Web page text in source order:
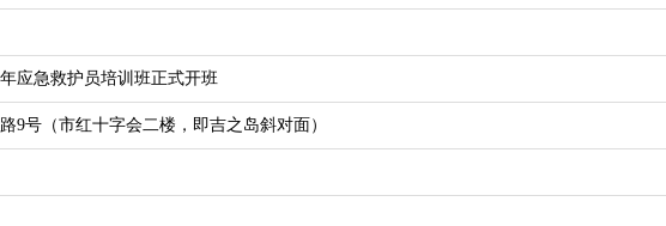
应急救护员培训班正式开班
9号（市红十字会二楼，即吉之岛斜对面）